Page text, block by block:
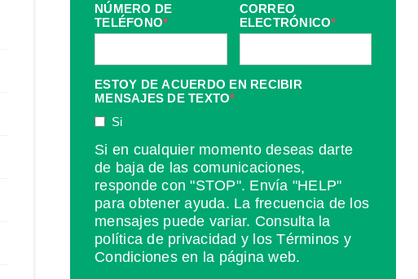
NÚMERO DE
TELÉFONO*
CORREO
ELECTRÓNICO*
ESTOY DE ACUERDO EN RECIBIR
MENSAJES DE TEXTO*
Si
Si en cualquier momento deseas darte
de baja de las comunicaciones,
responde con "STOP". Envía "HELP"
para obtener ayuda. La frecuencia de los
mensajes puede variar. Consulta la
política de privacidad y los Términos y
Condiciones en la página web.